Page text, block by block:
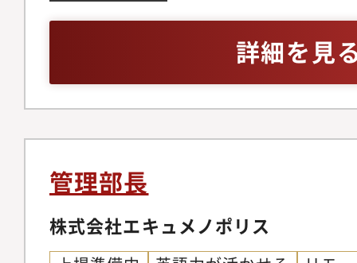
待しています。■ポ
との密な連携: 社長
ニケーションを取り
な意思決定に直接貢
の役割を担えます。
みを創り、組織を牽
あります。・事業成
と構築、実行を既存
ら、推進していただ
※1人で行う訳ではな
規メンバーの採用、
最適な組織・オペレ
画・管理、KPI分析・
（デット）、エクイ
方・オーナーシップ
詳細を見
管理部長
株式会社エキュメノポリス